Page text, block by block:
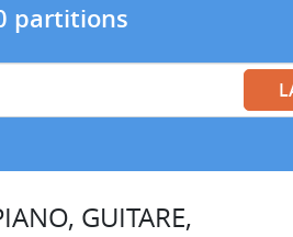
partitions
GUITARE,